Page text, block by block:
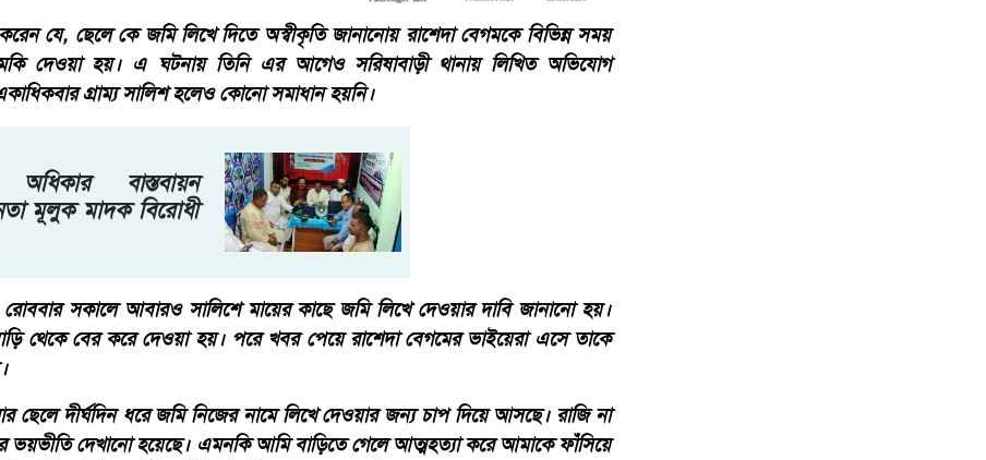
যে, ছেলে কে জমি লিখে দিতে অস্বীকৃতি জানানোয় রাশেদা বেগমকে বিভিন্ন সময়
দেওয়া হয়। এ ঘটনায় তিনি এর আগেও সরিষাবাড়ী থানায় লিখিত অভিযোগ
গ্রাম্য সালিশ হলেও কোনো সমাধান হয়নি।
বাস্তবায়ন
মূলুক মাদক বিরোধী
রোববার সকালে আবারও সালিশে মায়ের কাছে জমি লিখে দেওয়ার দাবি জানানো হয়।
থেকে বের করে দেওয়া হয়। পরে খবর পেয়ে রাশেদা বেগমের ভাইয়েরা এসে তাকে
ছেলে দীর্ঘদিন ধরে জমি নিজের নামে লিখে দেওয়ার জন্য চাপ দিয়ে আসছে। রাজি না
ভয়ভীতি দেখানো হয়েছে। এমনকি আমি বাড়িতে গেলে আত্মহত্যা করে আমাকে ফাঁসিয়ে